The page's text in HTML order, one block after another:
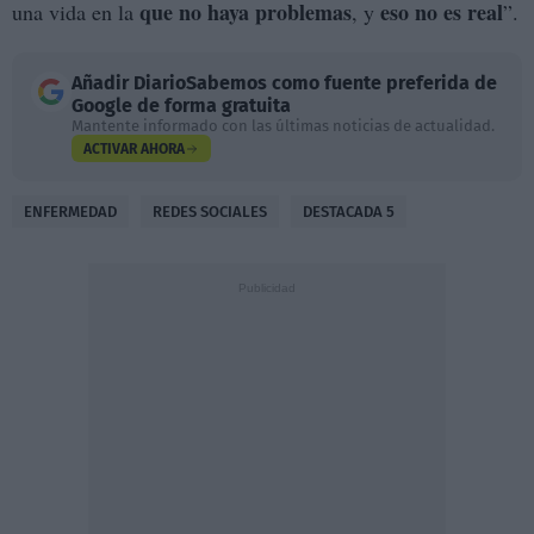
una vida en la que no haya problemas, y eso no es real”.
Añadir DiarioSabemos como fuente preferida de
Google de forma gratuita
Mantente informado con las últimas noticias de actualidad.
ACTIVAR AHORA
ENFERMEDAD REDES SOCIALES DESTACADA 5